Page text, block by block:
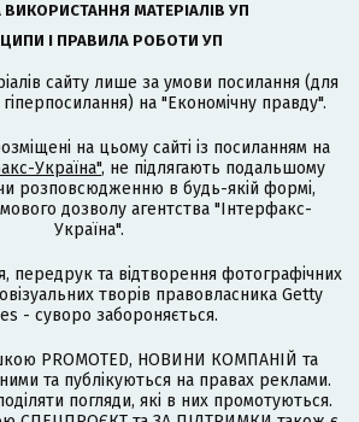
МАТЕРІАЛІВ УП
І ПРАВИЛА РОБОТИ УП
сайту лише за умови посилання (для
на "Економічну правду".
на цьому сайті із посиланням на
Україна", не підлягають подальшому
розповсюдженню в будь-якій формі,
дозволу агентства "Інтерфакс-
Україна".
передрук та відтворення фотографічних
творів правовласника Getty
- суворо забороняється.
PROMOTED, НОВИНИ КОМПАНІЙ та
та публікуються на правах реклами.
погляди, які в них промотуються.